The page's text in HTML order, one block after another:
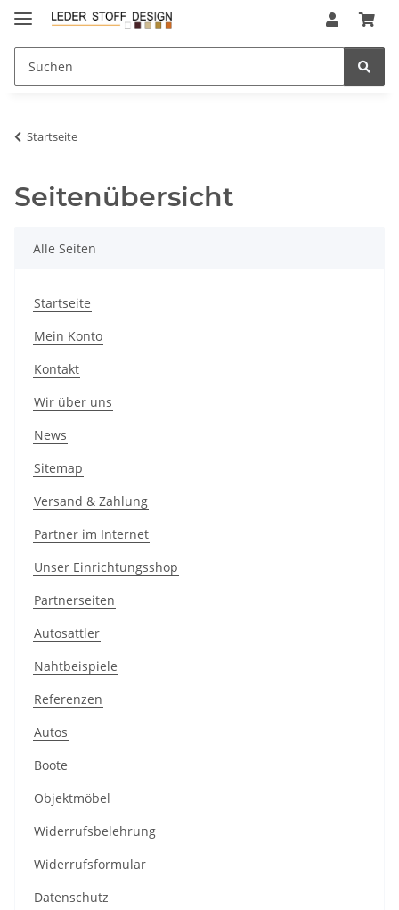
Startseite
Seitenübersicht
Alle Seiten
Startseite
Mein Konto
Kontakt
Wir über uns
News
Sitemap
Versand & Zahlung
Partner im Internet
Unser Einrichtungsshop
Partnerseiten
Autosattler
Nahtbeispiele
Referenzen
Autos
Boote
Objektmöbel
Widerrufsbelehrung
Widerrufsformular
Datenschutz